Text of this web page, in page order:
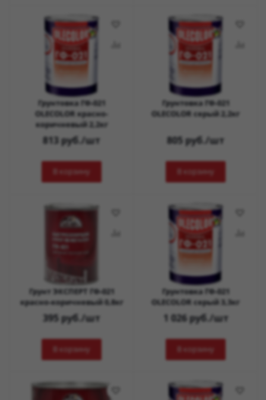
Грунтовка ГФ-021
OLECOLOR красно-
коричневый 2,2кг
813 руб./шт
В корзину
Грунтовка ГФ-021
OLECOLOR серый 2,2кг
805 руб./шт
В корзину
Грунт ЭКСПЕРТ ГФ-021
красно-коричневый 0,8кг
395 руб./шт
В корзину
Грунтовка ГФ-021
OLECOLOR серый 3,3кг
1 026руб./шт
В корзину